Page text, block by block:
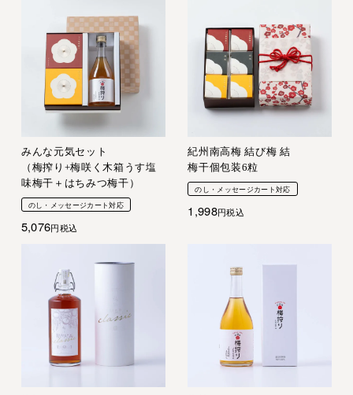
みんな元気セット
（梅搾り+梅咲く木箱うす塩
味梅干＋はちみつ梅干）
のし・メッセージカート対応
5,076 税込
紀州南高梅 結び梅 結
梅干個包装6粒
のし・メッセージカート対応
1,998 税込